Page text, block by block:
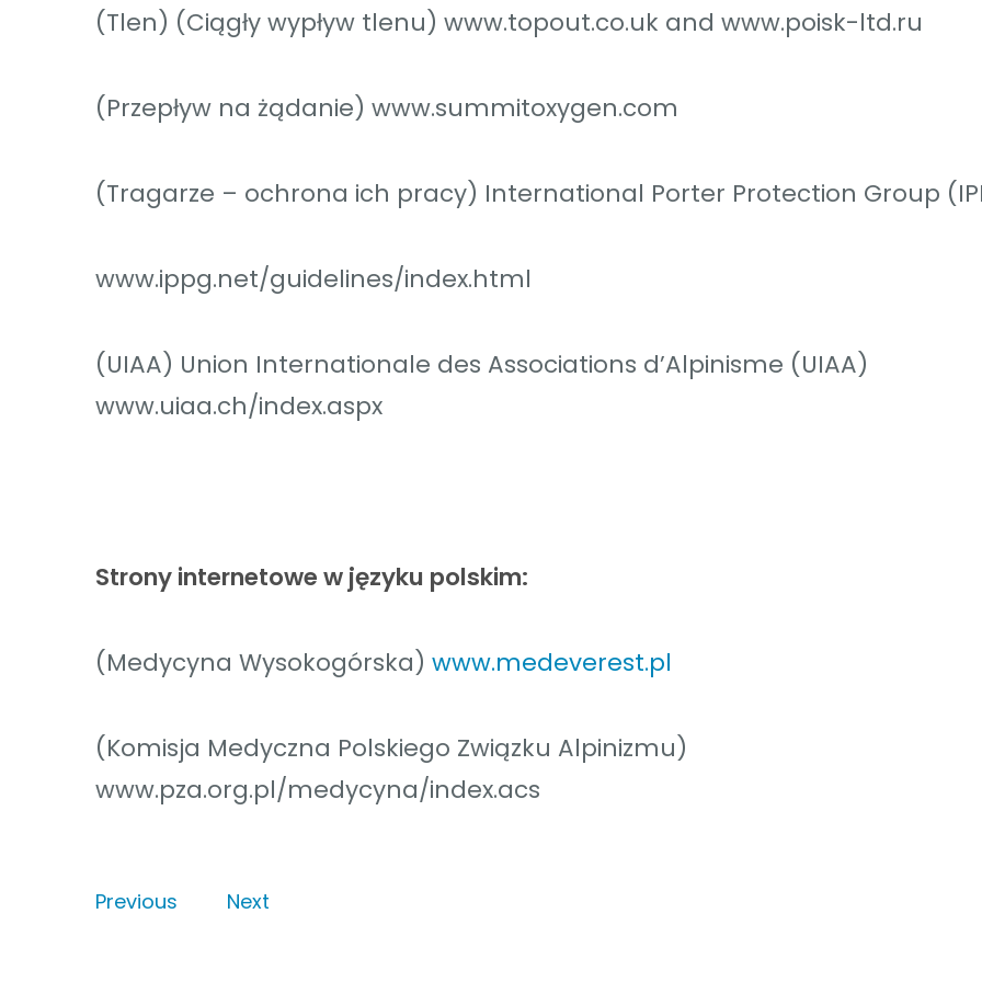
(Tlen) (Ciągły wypływ tlenu) www.topout.co.uk and www.poisk-ltd.ru
(Przepływ na żądanie) www.summitoxygen.com
(Tragarze – ochrona ich pracy) International Porter Protection Group
www.ippg.net/guidelines/index.html
(UIAA) Union Internationale des Associations d’Alpinisme (UIAA)
www.uiaa.ch/index.aspx
Strony internetowe w języku polskim:
(Medycyna Wysokogórska) www.medeverest.pl
(Komisja Medyczna Polskiego Związku Alpinizmu)
www.pza.org.pl/medycyna/index.acs
Previous Next